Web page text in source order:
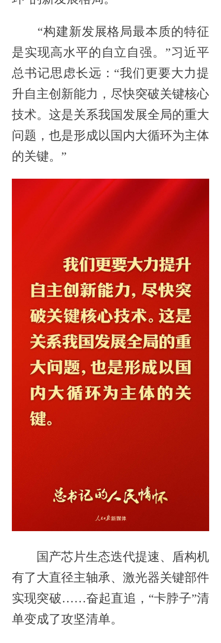
“构建新发展格局最本质的特征
是实现高水平的自立自强。”习近平
总书记思虑长远：“我们更要大力提
升自主创新能力，尽快突破关键核心
技术。这是关系我国发展全局的重大
问题，也是形成以国内大循环为主体
的关键。”
国产芯片生态迭代提速、盾构机
有了大直径主轴承、激光器关键部件
实现突破……奋起直追，“卡脖子”清
单变成了攻坚清单。